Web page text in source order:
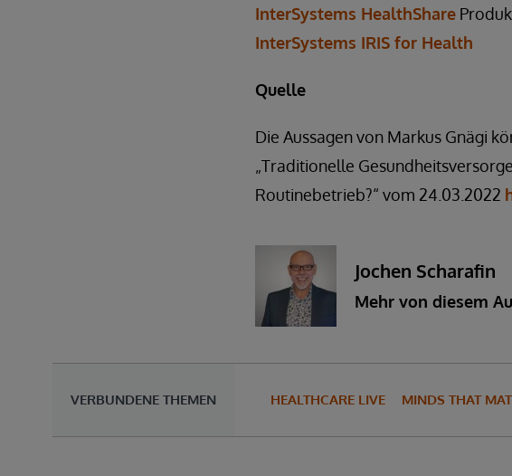
InterSystems HealthShare
InterSystems IRIS for Health
Quelle
Die Aussagen von Markus Gnägi
„Traditionelle
Routinebetrieb?“ vom 24.03.2022
Jochen Scharafin
Mehr von diesem
VERBUNDENE THEMEN HEALTHCARE LIVE MINDS THAT